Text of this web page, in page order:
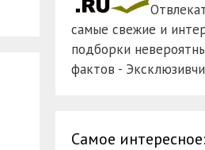
самые свежие и
подборки
фактов -
Самое интересное: